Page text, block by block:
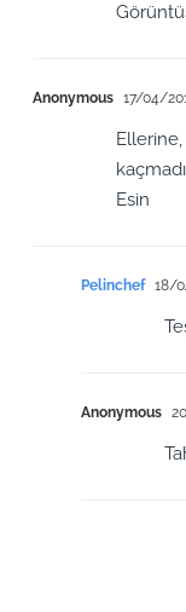
Anonymous 17/04/
Ellerine,
Esin
Pelinchef 18/
Anonymous